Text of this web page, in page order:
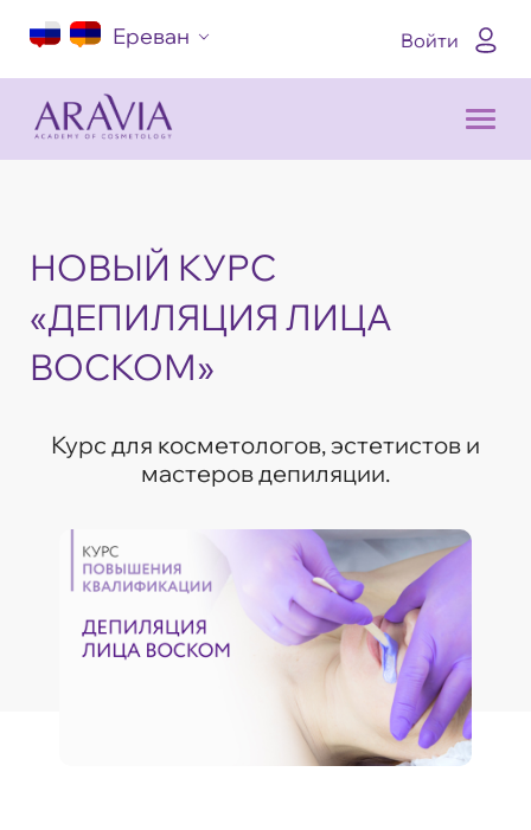
Ереван Войти
НОВЫЙ КУРС
«ДЕПИЛЯЦИЯ ЛИЦА
ВОСКОМ»
Курс для косметологов, эстетистов и
мастеров депиляции.